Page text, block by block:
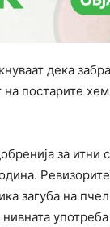
дека
постарите
за итни
загуба на